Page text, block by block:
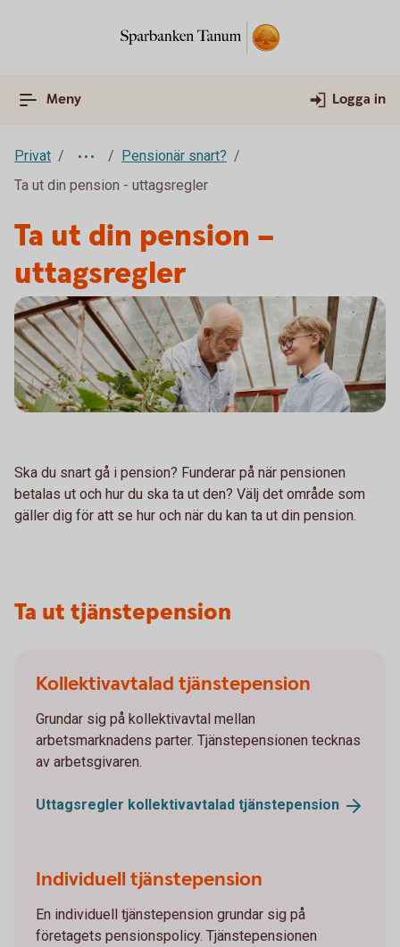
Meny Logga in
Privat
Pensionär snart?
Ta ut din pension - uttagsregler
Ta ut din pension –
uttagsregler
Ska du snart gå i pension? Funderar på när pensionen
betalas ut och hur du ska ta ut den? Välj det område som
gäller dig för att se hur och när du kan ta ut din pension.
Ta ut tjänstepension
Kollektivavtalad tjänstepension
Grundar sig på kollektivavtal mellan
arbetsmarknadens parter. Tjänstepensionen tecknas
av arbetsgivaren.
Uttagsregler kollektivavtalad tjänstepension
Individuell tjänstepension
En individuell tjänstepension grundar sig på
företagets pensionspolicy. Tjänstepensionen